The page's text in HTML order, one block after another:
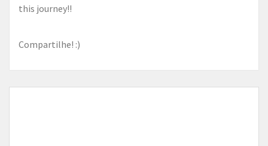
this journey!!
Compartilhe! :)